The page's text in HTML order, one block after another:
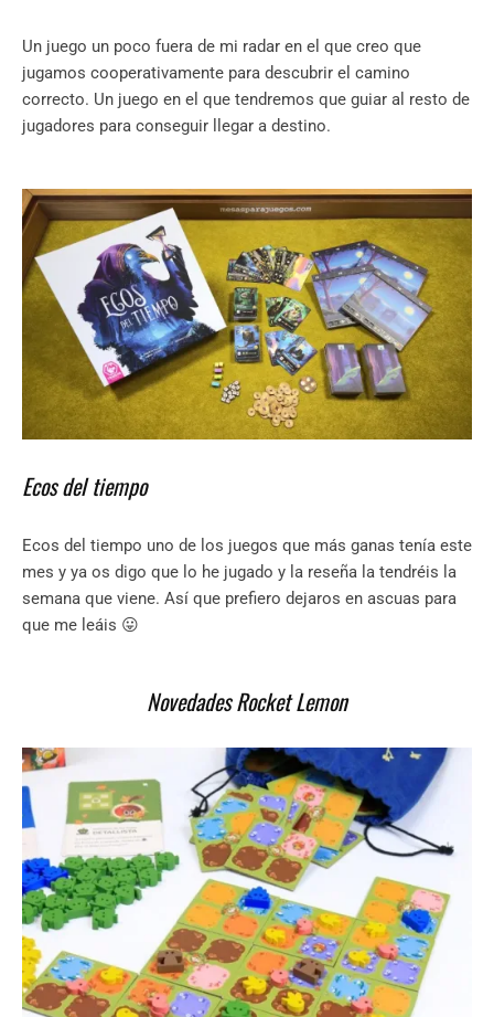
Un juego un poco fuera de mi radar en el que creo que
jugamos cooperativamente para descubrir el camino
correcto. Un juego en el que tendremos que guiar al resto de
jugadores para conseguir llegar a destino.
Ecos del tiempo
Ecos del tiempo uno de los juegos que más ganas tenía este
mes y ya os digo que lo he jugado y la reseña la tendréis la
semana que viene. Así que prefiero dejaros en ascuas para
que me leáis 😛
Novedades Rocket Lemon